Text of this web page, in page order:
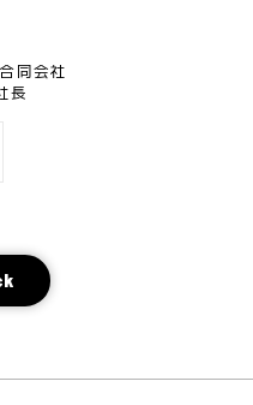
同会社
長